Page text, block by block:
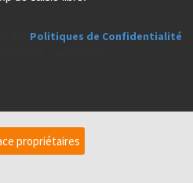
Politiques de Confidentialité
propriétaires